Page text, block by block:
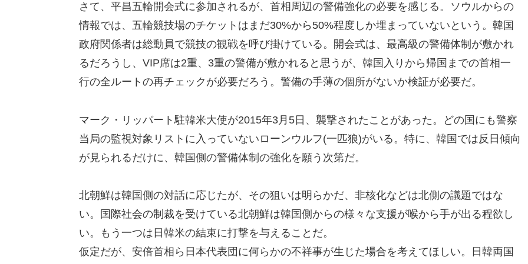
さて、平昌五輪開会式に参加されるが、首相周辺の警備強化の必要を感じる。ソウルからの
情報では、五輪競技場のチケットはまだ30%から50%程度しか埋まっていないという。韓国
政府関係者は総動員で競技の観戦を呼び掛けている。開会式は、最高級の警備体制が敷かれ
るだろうし、VIP席は2重、3重の警備が敷かれると思うが、韓国入りから帰国までの首相一
行の全ルートの再チェックが必要だろう。警備の手薄の個所がないか検証が必要だ。
マーク・リッパート駐韓米大使が2015年3月5日、襲撃されたことがあった。どの国にも警察
当局の監視対象リストに入っていないローンウルフ(一匹狼)がいる。特に、韓国では反日傾向
が見られるだけに、韓国側の警備体制の強化を願う次第だ。
北朝鮮は韓国側の対話に応じたが、その狙いは明らかだ、非核化などは北側の議題ではな
い。国際社会の制裁を受けている北朝鮮は韓国側からの様々な支援が喉から手が出る程欲し
い。もう一つは日韓米の結束に打撃を与えることだ。
仮定だが、安倍首相ら日本代表団に何らかの不祥事が生じた場合を考えてほしい。日韓両国